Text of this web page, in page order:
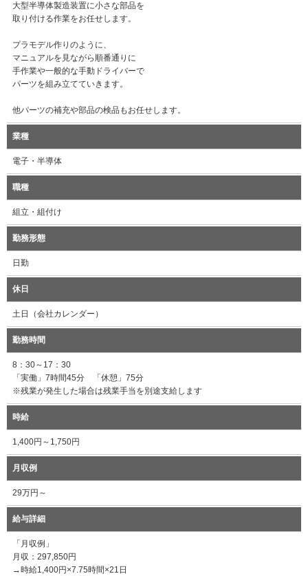
大型半導体製造装置に小さな部品を
取り付ける作業をお任せします。
プラモデル作りのように、
マニュアルを見ながら順番通りに
手作業や一般的な手動ドライバーで
パーツを組み立てていきます。
他パーツの補充や部品の検品もお任せします。
業種
電子・半導体
職種
組立・組付け
勤務形態
日勤
休日
土日（会社カレンダー）
勤務時間
8：30～17：30
「実働」7時間45分 「休憩」75分
※残業が発生した場合は残業手当を別途支給します
時給
1,400円～1,750円
月収例
29万円～
給与詳細
「月収例」
月収：297,850円
→時給1,400円×7.75時間×21日